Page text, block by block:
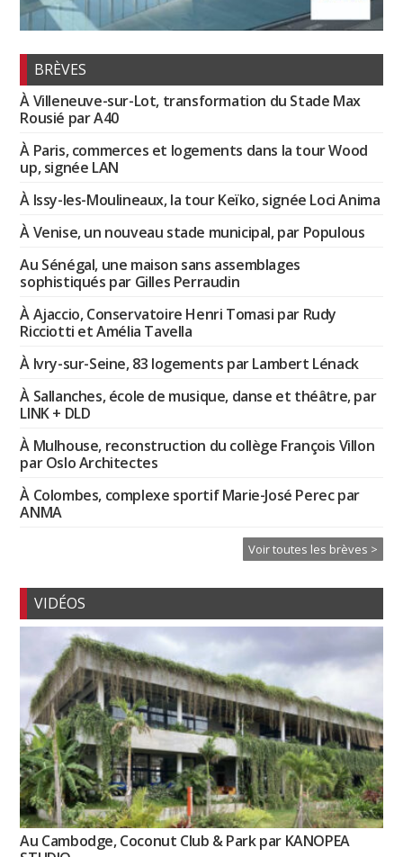
BRÈVES
À Villeneuve-sur-Lot, transformation du Stade Max
Rousié par A40
À Paris, commerces et logements dans la tour Wood
up, signée LAN
À Issy-les-Moulineaux, la tour Keïko, signée Loci Anima
À Venise, un nouveau stade municipal, par Populous
Au Sénégal, une maison sans assemblages
sophistiqués par Gilles Perraudin
À Ajaccio, Conservatoire Henri Tomasi par Rudy
Ricciotti et Amélia Tavella
À Ivry-sur-Seine, 83 logements par Lambert Lénack
À Sallanches, école de musique, danse et théâtre, par
LINK + DLD
À Mulhouse, reconstruction du collège François Villon
par Oslo Architectes
À Colombes, complexe sportif Marie-José Perec par
ANMA
Voir toutes les brèves >
VIDÉOS
Au Cambodge, Coconut Club & Park par KANOPEA